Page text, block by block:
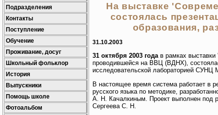
Подразделения
Контакты
Поступление
Обучение
Проживание, досуг
Школьный фольклор
История
Выпускники
Помощь школе
Фотоальбом
На выставке
состоялась
образования,
31.10.2003
31 октября 2003 годав рамках выставки
проводившейся на ВВЦ (ВДНХ),
исследовательской лабораторией СУНЦ
В настоящее время система работает в
русского языка по методике,
А. Н. Качалкиным. Проект выполнен под
Сергеева С. Н.